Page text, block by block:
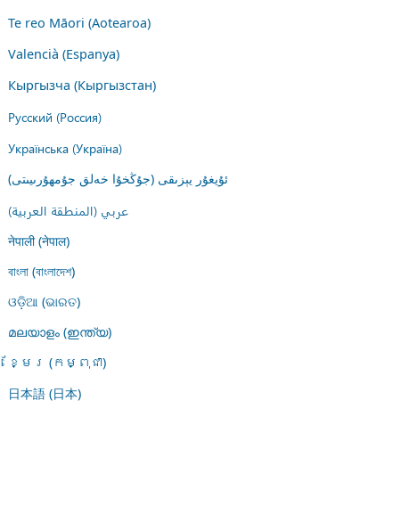
Te reo Māori (Aotearoa)
Valencià (Espanya)
Кыргызча (Кыргызстан)
Русский (Россия)
Українська (Україна)
ئۇيغۇر يېزىقى (جۇڭخۇا خەلق جۇمھۇرىيىتى)
عربي (المنطقة العربية)
नेपाली (नेपाल)
বাংলা (বাংলাদেশ)
ଓଡ଼ିଆ (ଭାରତ)
മലയാളം (ഇന്ത്യ)
ខ្មែរ (កម្ពុជា)
日本語 (日本)